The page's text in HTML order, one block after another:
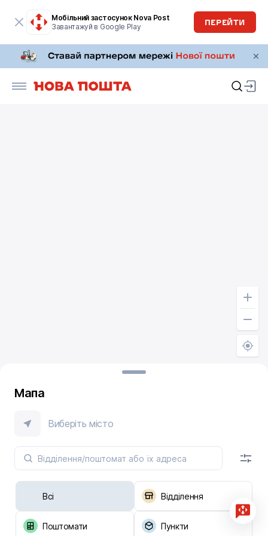
Мобільний застосунок Nova Post
Завантажуй в Google Play
ПЕРЕЙТИ
Мапа
Виберіть місто
Всі Відділення
Поштомати Пункти